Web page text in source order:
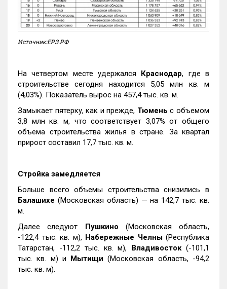
Источник:ЕРЗ.РФ
На четвертом месте удержался Краснодар, где в
строительстве сегодня находится 5,05 млн кв. м
(4,03%). Показатель вырос на 457,4 тыс. кв. м.
Замыкает пятерку, как и прежде, Тюмень с объемом
3,8 млн кв. м, что соответствует 3,07% от общего
объема строительства жилья в стране. За квартал
прирост составил 17,7 тыс. кв. м.
Стройка замедляется
Больше всего объемы строительства снизились в
Балашихе (Московская область) — на 142,7 тыс. кв.
м.
Далее следуют Пушкино (Московская область,
-122,4 тыс. кв. м), Набережные Челны(Республика
Татарстан, -112,2 тыс. кв. м), Владивосток(-101,1
тыс. кв. м) и Мытищи (Московская область, -94,2
тыс. кв. м).